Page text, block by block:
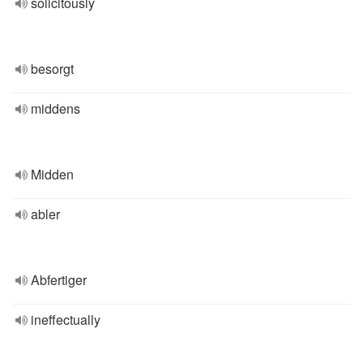
besorgt
middens
Midden
abler
Abfertiger
ineffectually